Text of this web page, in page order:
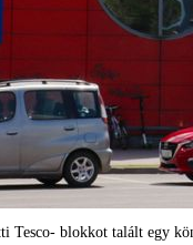
Tesco- blokkot talált egy